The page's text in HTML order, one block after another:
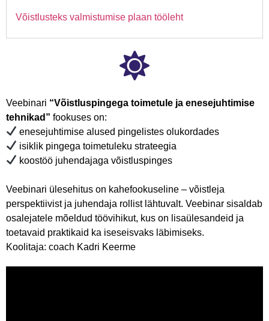
Võistlusteks valmistumise plaan tööleht
Veebinari “Võistluspingega toimetule ja enesejuhtimise
tehnikad” fookuses on:
enesejuhtimise alused pingelistes olukordades
isiklik pingega toimetuleku strateegia
koostöö juhendajaga võistluspinges
Veebinari ülesehitus on kahefookuseline – võistleja
perspektiivist ja juhendaja rollist lähtuvalt. Veebinar sisaldab
osalejatele mõeldud töövihikut, kus on lisaülesandeid ja
toetavaid praktikaid ka iseseisvaks läbimiseks.
Koolitaja: coach Kadri Keerme